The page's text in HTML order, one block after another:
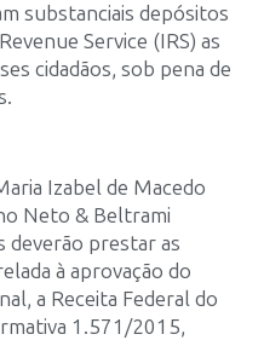
substanciais depósitos
Service (IRS) as
cidadãos, sob pena de
Izabel de Macedo
Neto & Beltrami
deverão prestar as
à aprovação do
a Receita Federal do
1.571/2015,